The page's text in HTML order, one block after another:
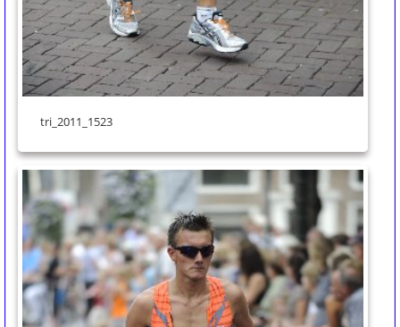
tri_2011_1523